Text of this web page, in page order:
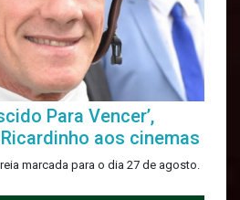
Para Vencer’,
aos cinemas
marcada para o dia 27 de agosto.